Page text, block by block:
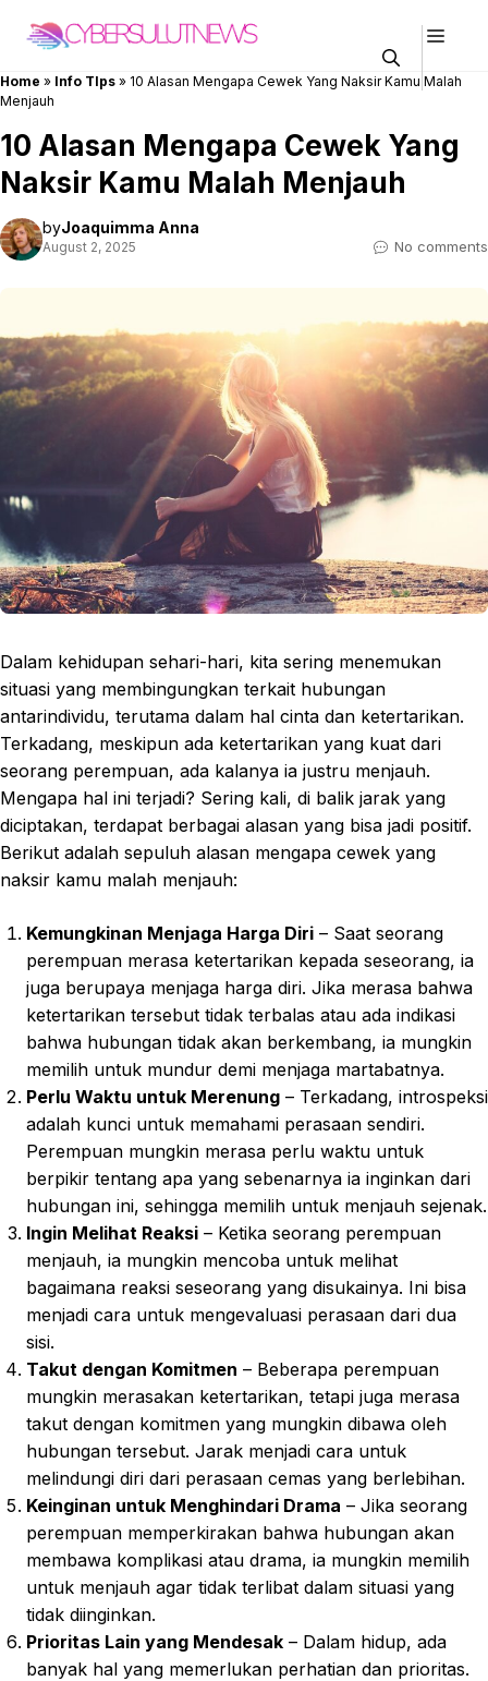
Home » Info TIps » 10 Alasan Mengapa Cewek Yang Naksir Kamu Malah
Menjauh
10 Alasan Mengapa Cewek Yang
Naksir Kamu Malah Menjauh
byJoaquimma Anna
August 2, 2025 No comments
Dalam kehidupan sehari-hari, kita sering menemukan
situasi yang membingungkan terkait hubungan
antarindividu, terutama dalam hal cinta dan ketertarikan.
Terkadang, meskipun ada ketertarikan yang kuat dari
seorang perempuan, ada kalanya ia justru menjauh.
Mengapa hal ini terjadi? Sering kali, di balik jarak yang
diciptakan, terdapat berbagai alasan yang bisa jadi positif.
Berikut adalah sepuluh alasan mengapa cewek yang
naksir kamu malah menjauh:
Kemungkinan Menjaga Harga Diri – Saat seorang
perempuan merasa ketertarikan kepada seseorang, ia
juga berupaya menjaga harga diri. Jika merasa bahwa
ketertarikan tersebut tidak terbalas atau ada indikasi
bahwa hubungan tidak akan berkembang, ia mungkin
memilih untuk mundur demi menjaga martabatnya.
Perlu Waktu untuk Merenung – Terkadang, introspeksi
adalah kunci untuk memahami perasaan sendiri.
Perempuan mungkin merasa perlu waktu untuk
berpikir tentang apa yang sebenarnya ia inginkan dari
hubungan ini, sehingga memilih untuk menjauh sejenak.
Ingin Melihat Reaksi – Ketika seorang perempuan
menjauh, ia mungkin mencoba untuk melihat
bagaimana reaksi seseorang yang disukainya. Ini bisa
menjadi cara untuk mengevaluasi perasaan dari dua
sisi.
Takut dengan Komitmen – Beberapa perempuan
mungkin merasakan ketertarikan, tetapi juga merasa
takut dengan komitmen yang mungkin dibawa oleh
hubungan tersebut. Jarak menjadi cara untuk
melindungi diri dari perasaan cemas yang berlebihan.
Keinginan untuk Menghindari Drama – Jika seorang
perempuan memperkirakan bahwa hubungan akan
membawa komplikasi atau drama, ia mungkin memilih
untuk menjauh agar tidak terlibat dalam situasi yang
tidak diinginkan.
Prioritas Lain yang Mendesak – Dalam hidup, ada
banyak hal yang memerlukan perhatian dan prioritas.